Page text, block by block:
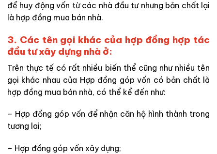
để huy động vốn từ các nhà đầu tư nhưng bản chất lại
là hợp đồng mua bán nhà.
3. Các tên gọi khác của hợp đồng hợp tác
đầu tư xây dựng nhà ở:
Trên thực tế có rất nhiều biến thể cũng như nhiều tên
gọi khác nhau của Hợp đồng góp vốn có bản chất là
hợp đồng mua bán nhà, có thể kể đến như:
– Hợp đồng góp vốn để nhận căn hộ hình thành trong
tương lai;
– Hợp đồng góp vốn xây dựng;